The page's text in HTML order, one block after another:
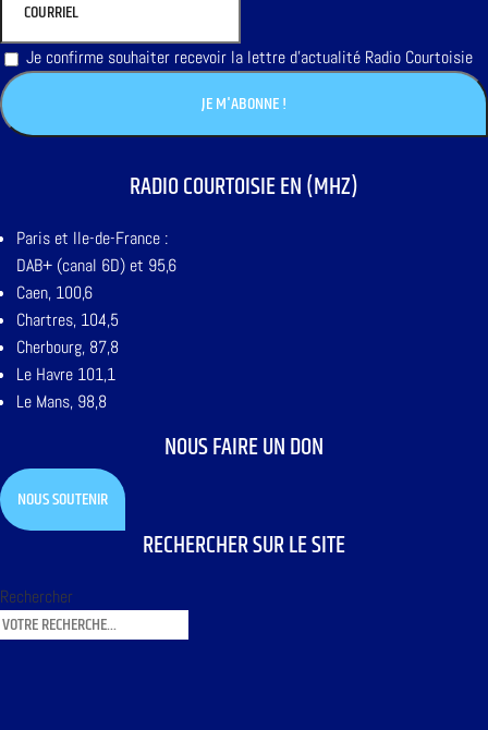
Je confirme souhaiter recevoir la lettre d'actualité Radio Courtoisie
RADIO COURTOISIE EN (MHZ)
Paris et Ile-de-France :
DAB+ (canal 6D) et 95,6
Caen, 100,6
Chartres, 104,5
Cherbourg, 87,8
Le Havre 101,1
Le Mans, 98,8
NOUS FAIRE UN DON
NOUS SOUTENIR
RECHERCHER SUR LE SITE
Rechercher